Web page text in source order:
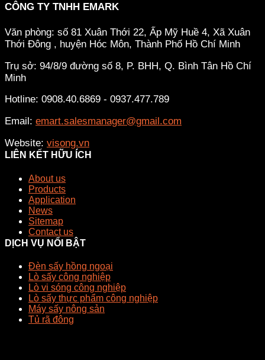
CÔNG TY TNHH EMARK
Văn phòng: số 81 Xuân Thới 22, Ấp Mỹ Huề 4, Xã Xuân
Thới Đông , huyện Hóc Môn, Thành Phố Hồ Chí Minh
Trụ sở: 94/8/9 đường số 8, P. BHH, Q. Bình Tân Hồ Chí
Minh
Hotline: 0908.40.6869 - 0937.477.789
Email: emart.salesmanager@gmail.com
Website: visong.vn
LIÊN KẾT HỮU ÍCH
About us
Products
Application
News
Sitemap
Contact us
DỊCH VỤ NỔI BẬT
Đèn sấy hồng ngoại
Lò sấy công nghiệp
Lò vi sóng công nghiệp
Lò sấy thực phẩm công nghiệp
Máy sấy nông sản
Tủ rã đông